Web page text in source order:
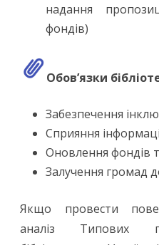
надання
фондів)
Обов’язки
Забезпечення
Сприяння
Оновлення фондів
Залучення громад
Якщо провести
аналіз Типових